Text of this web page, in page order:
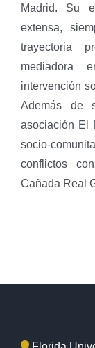
Madrid. Su
extensa,
trayectoria
mediadora
intervención
Además de
asociación El
socio-
conflictos
Cañada Real